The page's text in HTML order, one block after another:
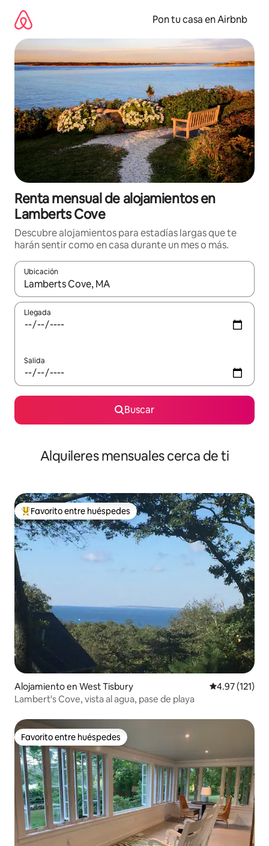
contenido
Pon tu casa en Airbnb
Renta mensual de alojamientos en
Lamberts Cove
Descubre alojamientos para estadías largas que te
harán sentir como en casa durante un mes o más.
Ubicación
Cuando los resultados estén disponibles, navega con las
Llegada
Salida
Buscar
Alquileres mensuales cerca de ti
Favorito entre huéspedes preferido
Favorito entre huéspedes
Alojamiento en West Tisbury Calificación
4.97 (121)
Lambert's Cove, vista al agua, pase de playa
Favorito entre huéspedes
Favorito entre huéspedes